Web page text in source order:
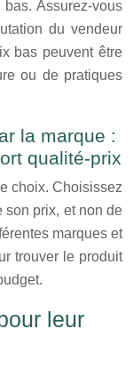
Assurez-vous
du vendeur
bas peuvent être
ou de pratiques
la marque :
qualité-prix
choix. Choisissez
son prix, et non de
marques et
trouver le produit
leur